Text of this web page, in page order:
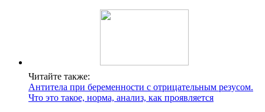
Читайте также:
Антитела при беременности с отрицательным резусом.
Что это такое, норма, анализ, как проявляется